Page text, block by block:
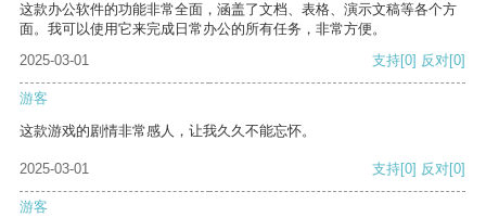
这款办公软件的功能非常全面，涵盖了文档、表格、演示文稿等各个方
面。我可以使用它来完成日常办公的所有任务，非常方便。
2025-03-01
支持[0] 反对[0]
游客
这款游戏的剧情非常感人，让我久久不能忘怀。
2025-03-01 支持[0] 反对[0]
游客